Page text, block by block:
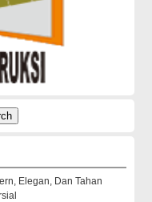
Elegan, Dan Tahan